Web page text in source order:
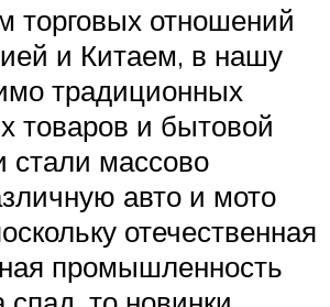
торговых отношений
и Китаем, в нашу
традиционных
товаров и бытовой
стали массово
авто и мото
отечественная
промышленность